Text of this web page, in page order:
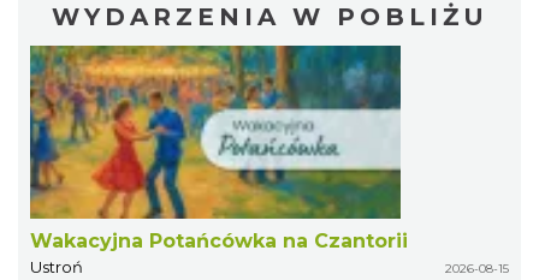
WYDARZENIA W POBLIŻU
Wakacyjna Potańcówka na Czantorii
Ustroń 2026-08-15